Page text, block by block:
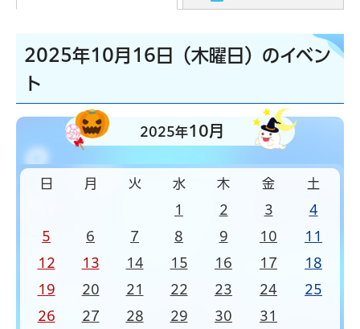
2025年10月16日（木曜日）のイベン
ト
2025年10月
日 月 火 水 木 金 土
1 2 3 4
5 6 7 8 9 10 11
12 13 14 15 16 17 18
19 20 21 22 23 24 25
26 27 28 29 30 31